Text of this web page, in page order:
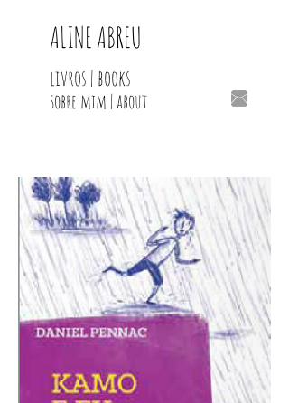
ALINE ABREU
livros | books
sobre mim | about